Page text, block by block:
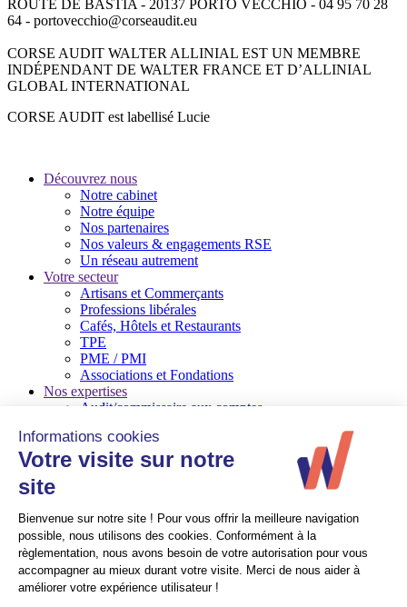
ROUTE DE BASTIA - 20137 PORTO VECCHIO - 04 95 70 28
64 - portovecchio@corseaudit.eu
CORSE AUDIT WALTER ALLINIAL EST UN MEMBRE
INDÉPENDANT DE WALTER FRANCE ET D’ALLINIAL
GLOBAL INTERNATIONAL
CORSE AUDIT est labellisé Lucie
Découvrez nous
Notre cabinet
Notre équipe
Nos partenaires
Nos valeurs & engagements RSE
Un réseau autrement
Votre secteur
Artisans et Commerçants
Professions libérales
Cafés, Hôtels et Restaurants
TPE
PME / PMI
Associations et Fondations
Nos expertises
Audit/commissaire aux comptes
Social
Ressources Humaines
Mag expert
© Walter France
Crédits
Mentions légales
Recrutement